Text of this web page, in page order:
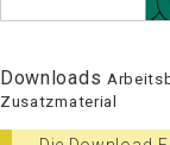
Downloads
Zusatzmaterial